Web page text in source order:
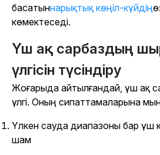
басатыннарықтық көңіл-күйдің
көмектеседі.
Үш ақ сарбаздың
үлгісін түсіндіру
Жоғарыда айтылғандай, үш ақ
үлгі. Оның сипаттамаларына
Үлкен сауда диапазоны бар үш
шам